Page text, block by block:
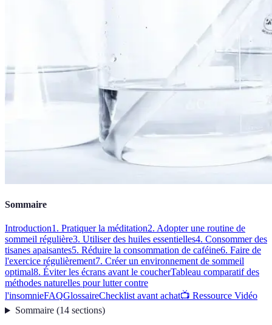
Sommaire
Introduction1. Pratiquer la méditation2. Adopter une routine de
sommeil régulière3. Utiliser des huiles essentielles4. Consommer des
tisanes apaisantes5. Réduire la consommation de caféine6. Faire de
l'exercice régulièrement7. Créer un environnement de sommeil
optimal8. Éviter les écrans avant le coucherTableau comparatif des
méthodes naturelles pour lutter contre
l'insomnieFAQGlossaireChecklist avant achat📺 Ressource Vidéo
Sommaire(14 sections)